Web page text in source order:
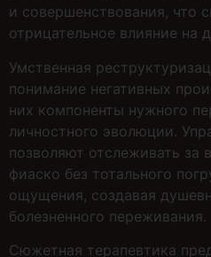
и совершенствования, что
отрицательное влияние на
Умственная
понимание негативных
них компоненты нужного
личностного эволюции.
позволяют отслеживать за
фиаско без тотального
ощущения, создавая
болезненного переживания.
Сюжетная терапевтика